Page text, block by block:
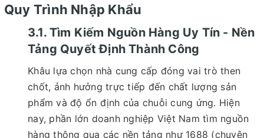
Quy Trình Nhập Khẩu
3.1. Tìm Kiếm Nguồn Hàng Uy Tín - Nền
Tảng Quyết Định Thành Công
Khâu lựa chọn nhà cung cấp đóng vai trò then
chốt, ảnh hưởng trực tiếp đến chất lượng sản
phẩm và độ ổn định của chuỗi cung ứng. Hiện
nay, phần lớn doanh nghiệp Việt Nam tìm nguồn
hàng thông qua các nền tảng như 1688 (chuyên